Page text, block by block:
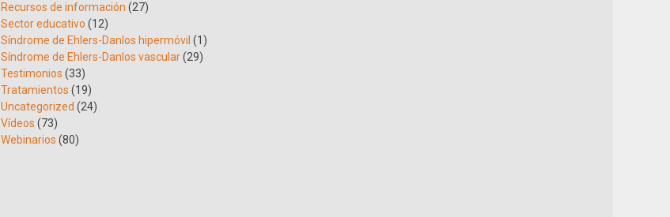
Recursos de información (27)
Sector educativo (12)
Síndrome de Ehlers-Danlos hipermóvil (1)
Síndrome de Ehlers-Danlos vascular(29)
Testimonios (33)
Tratamientos (19)
Uncategorized (24)
Vídeos (73)
Webinarios (80)